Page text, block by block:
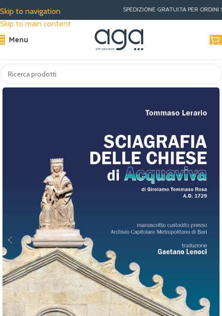
Skip to navigation
Skip to main content
SPEDIZIONE GRATUITA PER ORDINI SUPERIORI A
Menu